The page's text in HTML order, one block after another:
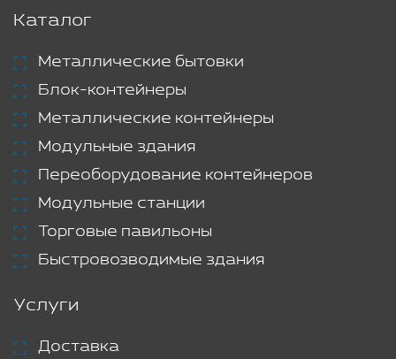
Каталог
Металлические бытовки
Блок-контейнеры
Металлические контейнеры
Модульные здания
Переоборудование контейнеров
Модульные станции
Торговые павильоны
Быстровозводимые здания
Услуги
Доставка